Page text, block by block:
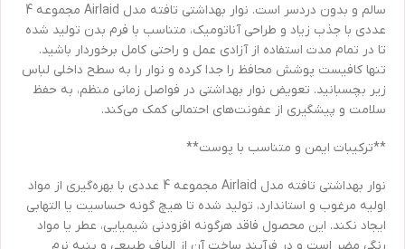
سالم و بدون دردسر است. نوار بهداشتی تافته مدل Airlaid مجموعه 4
عددی با جذب زیاد و طراحی آناتومیک، متناسب با فرم بدن تولید شده
تا در تمام مدت استفاده از آزادی عمل و راحتی کامل برخوردار باشید.
تنها کافیست پوشش محافظ را جدا کرده و نوار را به سطح داخلی لباس
زیر بچسبانید. تعویض نوار بهداشتی در فواصل زمانی منظم، به حفظ
سلامت و پیشگیری از عفونت‌های احتمالی کمک می‌کند.
**ترکیبات ایمن و متناسب با پوست**
نوار بهداشتی تافته مدل Airlaid مجموعه 4 عددی با بهره‌گیری از مواد
اولیه مرغوب و استاندارد، تولید شده تا هیچ گونه حساسیت یا التهابی
ایجاد نکند. این محصول فاقد هرگونه افزودنی شیمیایی، عطر یا مواد